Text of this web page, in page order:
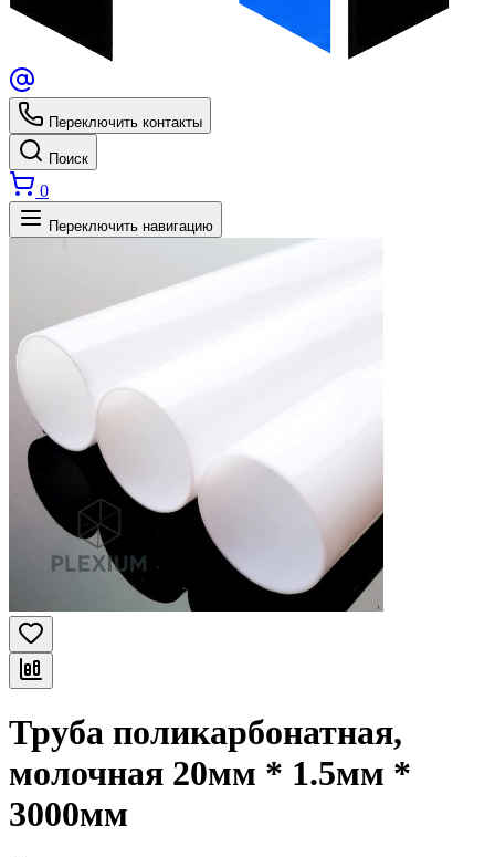
Переключить контакты
Поиск
0
Переключить навигацию
Труба поликарбонатная,
молочная 20мм * 1.5мм *
3000мм